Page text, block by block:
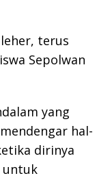
terus
Sepolwan
yang
hal-
dirinya
untuk